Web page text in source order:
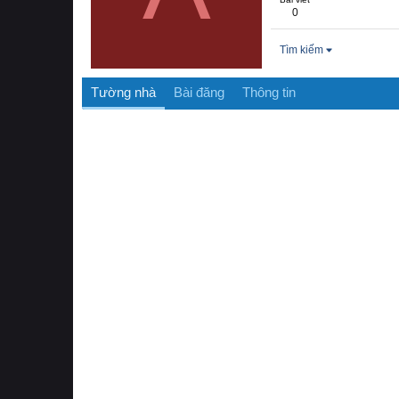
0
Tìm kiếm
Tường nhà Bài đăng Thông tin